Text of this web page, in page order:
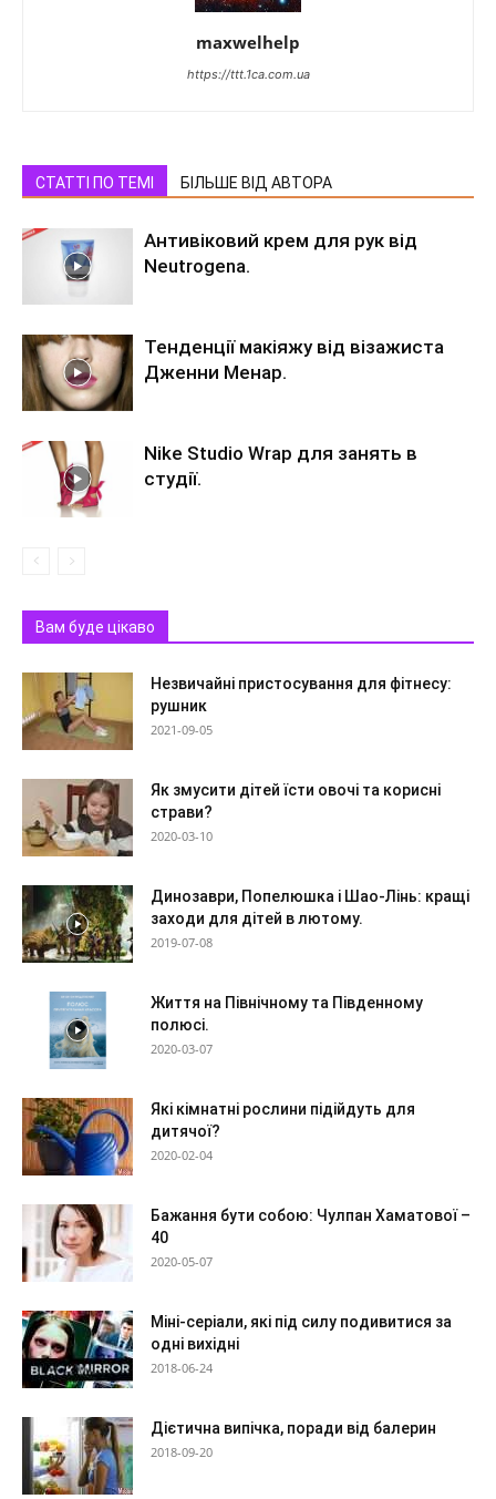
maxwelhelp
https://ttt.1ca.com.ua
СТАТТІ ПО ТЕМІ БІЛЬШЕ ВІД АВТОРА
Антивіковий крем для рук від
Neutrogena.
Тенденції макіяжу від візажиста
Дженни Менар.
Nike Studio Wrap для занять в
студії.
Вам буде цікаво
Незвичайні пристосування для фітнесу:
рушник
2021-09-05
Як змусити дітей їсти овочі та корисні
страви?
2020-03-10
Динозаври, Попелюшка і Шао-Лінь: кращі
заходи для дітей в лютому.
2019-07-08
Життя на Північному та Південному
полюсі.
2020-03-07
Які кімнатні рослини підійдуть для
дитячої?
2020-02-04
Бажання бути собою: Чулпан Хаматової –
40
2020-05-07
Міні-серіали, які під силу подивитися за
одні вихідні
2018-06-24
Дієтична випічка, поради від балерин
2018-09-20